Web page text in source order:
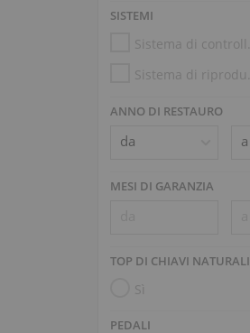
SISTEMI
Sistema di controllo dell’umidità
Sistema di riproduzione (es. Disklavier, PianoDisc)
ANNO DI RESTAURO
MESI DI GARANZIA
TOP DI CHIAVI NATURALI
Sì
PEDALI